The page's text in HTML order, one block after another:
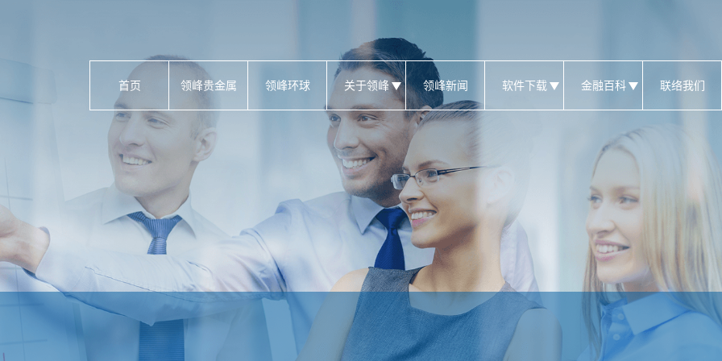
首页 领峰贵金属 领峰环球 关于领峰 领峰新闻 软件下载 金融百科 联络我们